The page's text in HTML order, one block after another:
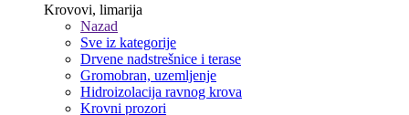
Krovovi, limarija
Nazad
Sve iz kategorije
Drvene nadstrešnice i terase
Gromobran, uzemljenje
Hidroizolacija ravnog krova
Krovni prozori